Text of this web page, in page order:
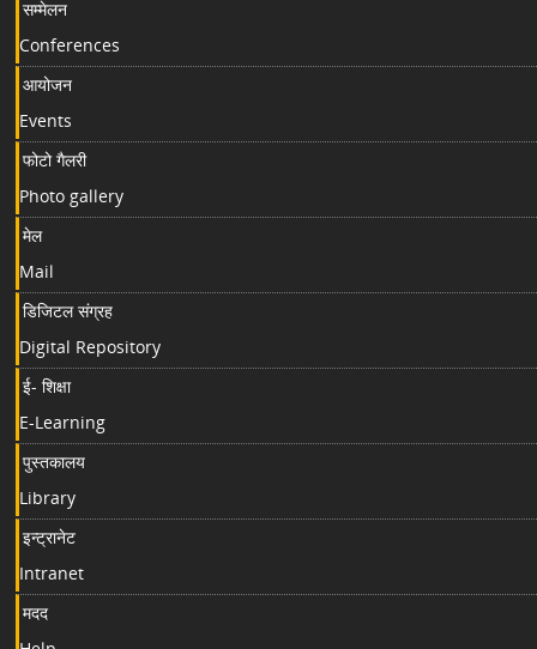
सम्मेलन
Conferences
आयोजन
Events
फोटो गैलरी
Photo gallery
मेल
Mail
डिजिटल संग्रह
Digital Repository
ई- शिक्षा
E-Learning
पुस्तकालय
Library
इन्ट्रानेट
Intranet
मदद